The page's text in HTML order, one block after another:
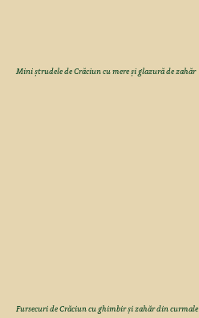
Mini ștrudele de Crăciun cu mere și glazură de zahăr
Fursecuri de Crăciun cu ghimbir și zahăr din curmale